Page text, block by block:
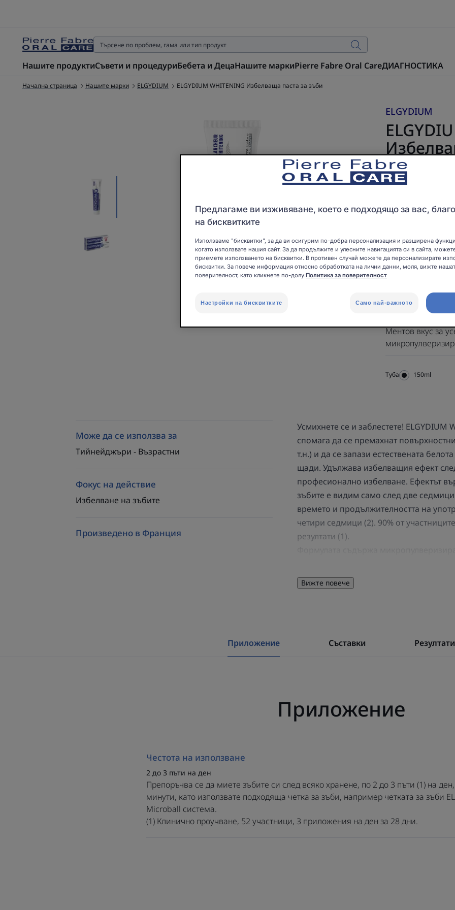
Нашите продуктиСъвети и процедуриБебета и ДецаНашите маркиPierre Fabre Oral CareДИАГНОСТИКА
Начална страница Нашите марки ELGYDIUM ELGYDIUM WHITENING Избелваща паста за зъби
ELGYDIUM
КОЗМЕТИЧЕН
Запазва
Бъдете първият,
Паста за зъби,
почистване.
Видими
малко петна
Ментов вкус за
Туба Туба
150ml
Може да се използва за
Тийнейджъри - Възрастни
Фокус на действие
Избелване на зъбите
Произведено в Франция
Усмихнете се и заблестете!
спомага да се премахнат
т.н.) и да се запази естествената
щади. Удължава избелващия ефект
професионално избелване. Ефектът
зъбите е видим само след две седмици
времето и продължителността на
четири седмици (2). 90% от
резултати (1).
бикарбонат.
НЯКОЛКО ДУМИ
Пастата за
Тази паста
причини леко
Вижте повече
Приложение Съставки Резултати
Приложение
Честота на използване
2 до 3 пъти на ден
Препоръчва се да миете зъбите си след всяко хранене, по 2 до 3 пъти (1) на
минути, като използвате подходяща четка за зъби, например четката за зъби
Microball система.
(1) Клинично проучване, 52 участници, 3 приложения на ден за 28 дни.
Предлагаме ви изживяване, което е подходящо за вас,
на бисквитките
Използваме "бисквитки", за да ви осигурим по-добра персонализация и разширена
когато използвате нашия сайт. За да продължите и улесните навигацията си в сайта,
приемете използването на бисквитки. В противен случай можете да персонализирате
бисквитки. За повече информация относно обработката на лични данни, моля, вижте
поверителност, като кликнете по-долу:Политика за поверителност
Настройки на бисквитките Само най-важното